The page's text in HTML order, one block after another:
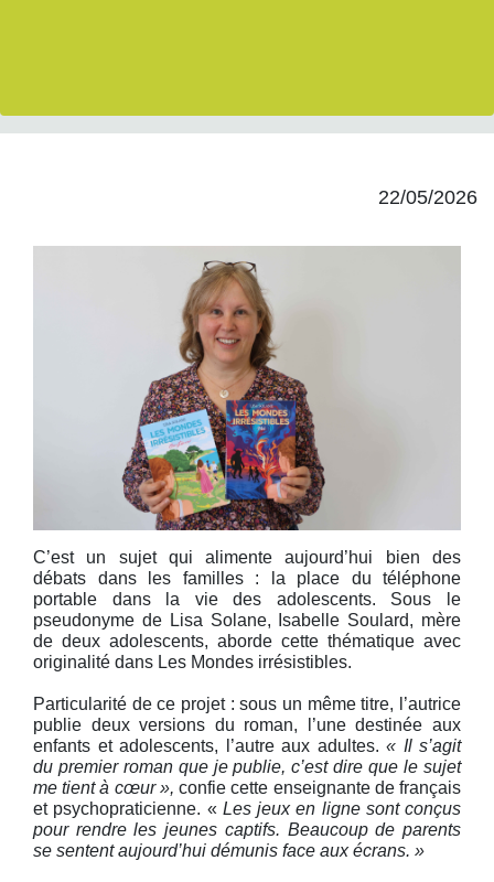
22/05/2026
C’est un sujet qui alimente aujourd’hui bien des
débats dans les familles : la place du téléphone
portable dans la vie des adolescents. Sous le
pseudonyme de Lisa Solane, Isabelle Soulard, mère
de deux adolescents, aborde cette thématique avec
originalité dans Les Mondes irrésistibles.
Particularité de ce projet : sous un même titre, l’autrice
publie deux versions du roman, l’une destinée aux
enfants et adolescents, l’autre aux adultes. « Il s’agit
du premier roman que je publie, c’est dire que le sujet
me tient à cœur », confie cette enseignante de français
et psychopraticienne. « Les jeux en ligne sont conçus
pour rendre les jeunes captifs. Beaucoup de parents
se sentent aujourd’hui démunis face aux écrans. »